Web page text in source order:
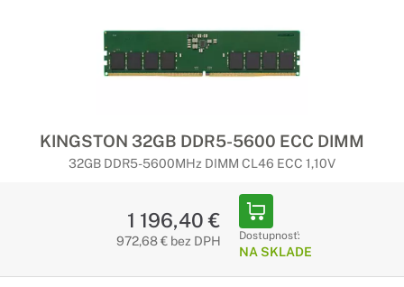
KINGSTON 32GB DDR5-5600 ECC DIMM
32GB DDR5-5600MHz DIMM CL46 ECC 1,10V
1 196,40 €
972,68 € bez DPH Dostupnosť:
NA SKLADE